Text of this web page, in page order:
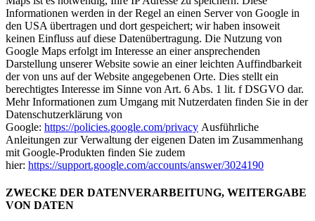
Informationen werden in der Regel an einen Server von Google in
den USA übertragen und dort gespeichert; wir haben insoweit
keinen Einfluss auf diese Datenübertragung. Die Nutzung von
Google Maps erfolgt im Interesse an einer ansprechenden
Darstellung unserer Website sowie an einer leichten Auffindbarkeit
der von uns auf der Website angegebenen Orte. Dies stellt ein
berechtigtes Interesse im Sinne von Art. 6 Abs. 1 lit. f DSGVO dar.
Mehr Informationen zum Umgang mit Nutzerdaten finden Sie in der
Datenschutzerklärung von
Google: https://policies.google.com/privacy Ausführliche
Anleitungen zur Verwaltung der eigenen Daten im Zusammenhang
mit Google-Produkten finden Sie zudem
hier: https://support.google.com/accounts/answer/3024190
ZWECKE DER DATENVERARBEITUNG, WEITERGABE
VON DATEN